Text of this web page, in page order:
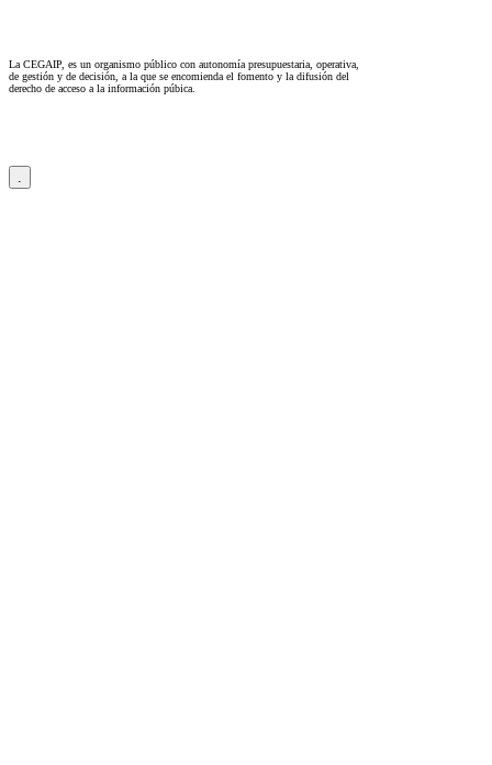
La CEGAIP, es un organismo público con autonomía presupuestaria, operativa,
de gestión y de decisión, a la que se encomienda el fomento y la difusión del
derecho de acceso a la información púbica.